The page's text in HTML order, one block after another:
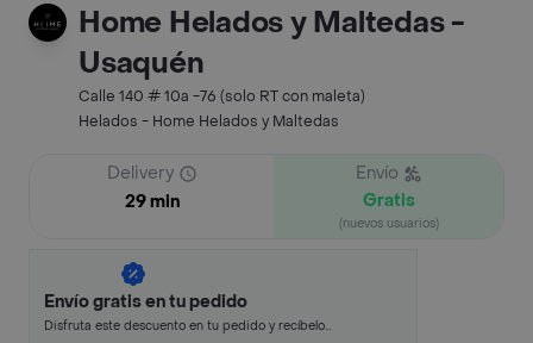
Home Helados y Maltedas -
Usaquén
Calle 140 # 10a -76 (solo RT con maleta)
Helados - Home Helados y Maltedas
Delivery
29 min
Envío
Gratis
(nuevos usuarios)
Envío gratis en tu pedido
Disfruta este descuento en tu pedido y recíbelo